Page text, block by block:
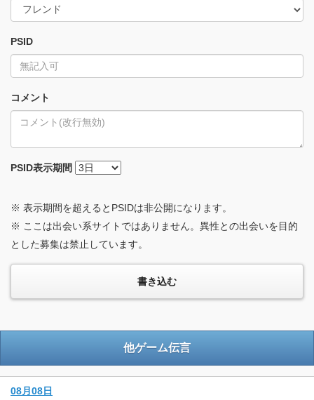
PSID
コメント
PSID表示期間
※ 表示期間を超えるとPSIDは非公開になります。
※ ここは出会い系サイトではありません。異性との出会いを目的
とした募集は禁止しています。
他ゲーム伝言
08月08日